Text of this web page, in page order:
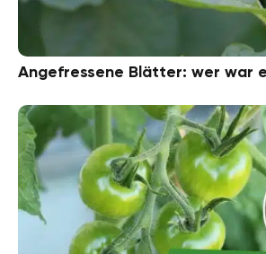
Angefressene Blätter: wer war